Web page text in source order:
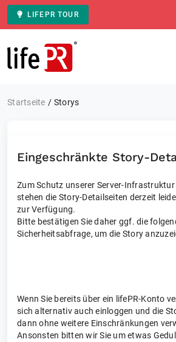
LIFEPR TOUR
Zur Startseite
Startseite Storys
Eingeschränkte Story-
Zum Schutz unserer Server-
stehen die Story-Detailseiten derzeit
zur Verfügung.
Bitte bestätigen Sie daher ggf. die
Sicherheitsabfrage, um die Story
Wenn Sie bereits über ein lifePR-Konto
sich alternativ auch einloggen und die
dann ohne weitere Einschränkungen
Ansonsten bitten wir Sie um etwas